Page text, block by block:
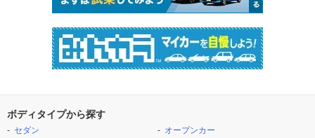
ボディタイプから探す
セダン
オープンカー